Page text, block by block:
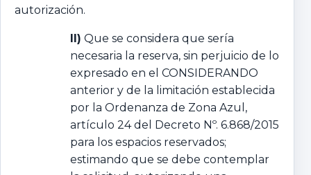
autorización.
II) Que se considera que sería
necesaria la reserva, sin perjuicio de lo
expresado en el CONSIDERANDO
anterior y de la limitación establecida
por la Ordenanza de Zona Azul,
artículo 24 del Decreto Nº. 6.868/2015
para los espacios reservados;
estimando que se debe contemplar